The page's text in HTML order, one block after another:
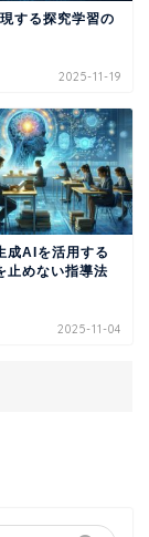
する探究学習の
2025-11-19
成AIを活用する
止めない指導法
2025-11-04